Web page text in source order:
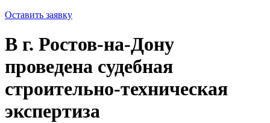
Оставить заявку
В г. Ростов-на-Дону
проведена судебная
строительно-техническая
экспертиза